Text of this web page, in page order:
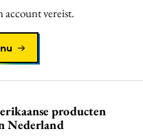
account vereist.
producten
Nederland